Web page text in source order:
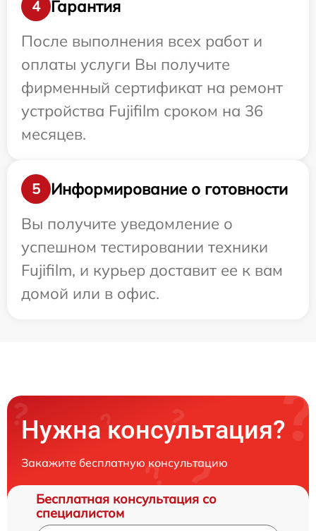
4
Гарантия
После выполнения всех работ и
оплаты услуги Вы получите
фирменный сертификат на ремонт
устройства Fujifilm сроком на 36
месяцев.
5
Информирование о готовности
Вы получите уведомление о
успешном тестировании техники
Fujifilm, и курьер доставит ее к вам
домой или в офис.
Нужна консультация?
Закажите бесплатную консультацию
Бесплатная консультация со
специалистом